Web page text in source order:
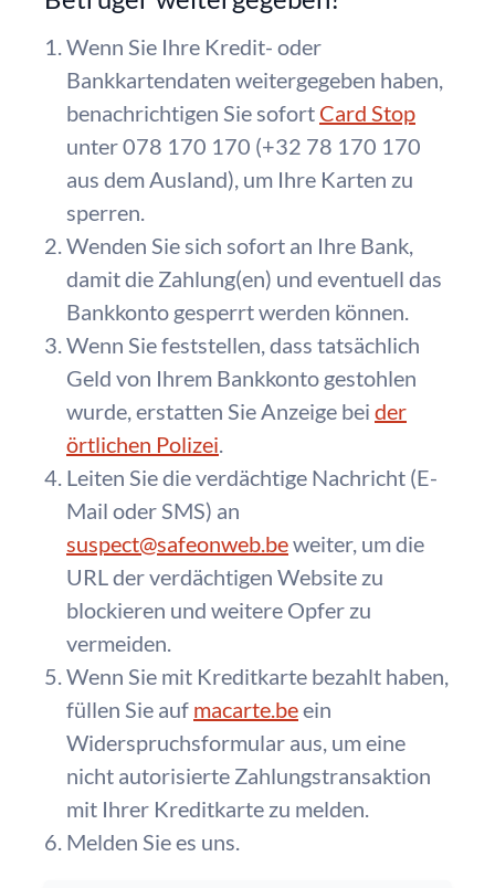
Wenn Sie Ihre Kredit- oder
Bankkartendaten weitergegeben haben,
benachrichtigen Siesofort Card Stop
unter 078 170 170 (+32 78 170 170
aus dem Ausland), um Ihre Karten zu
sperren.
Wenden Sie sich sofort an Ihre Bank,
damit die Zahlung(en) und eventuell das
Bankkonto gesperrt werden können.
Wenn Sie feststellen, dass tatsächlich
Geld von Ihrem Bankkonto gestohlen
wurde, erstatten Sie Anzeige bei der
örtlichen Polizei.
Leiten Sie die verdächtige Nachricht (E-
Mail oder SMS) an
suspect@safeonweb.beweiter, um die
URL der verdächtigen Website zu
blockieren und weitere Opfer zu
vermeiden.
Wenn Sie mit Kreditkarte bezahlt haben,
füllen Sie auf macarte.beein
Widerspruchsformular aus, um eine
nicht autorisierte Zahlungstransaktion
mit Ihrer Kreditkarte zu melden.
Melden Sie es uns.